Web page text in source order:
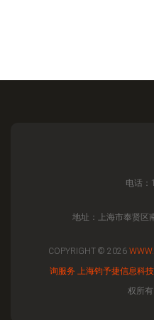
电话
地址：上海市奉贤区
COPYRIGHT © 2026
询服务 上海钧予捷信息科
权所有